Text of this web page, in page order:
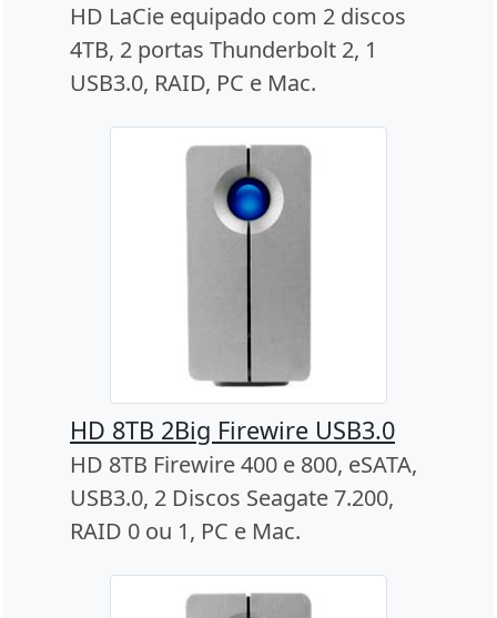
HD LaCie equipado com 2 discos
4TB, 2 portas Thunderbolt 2, 1
USB3.0, RAID, PC e Mac.
HD 8TB 2Big Firewire USB3.0
HD 8TB Firewire 400 e 800, eSATA,
USB3.0, 2 Discos Seagate 7.200,
RAID 0 ou 1, PC e Mac.